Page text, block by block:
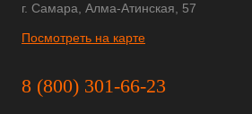
г. Самара, Алма-Атинская, 57
Посмотреть на карте
8 (800) 301-66-23